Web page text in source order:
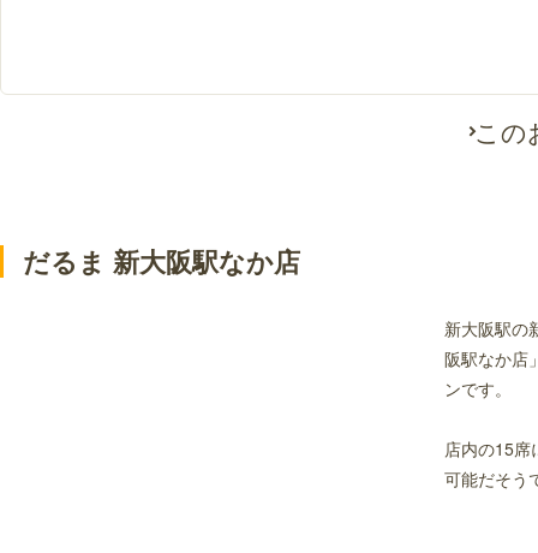
この
だるま 新大阪駅なか店
新大阪駅の
阪駅なか店
ンです。
店内の15席
可能だそう